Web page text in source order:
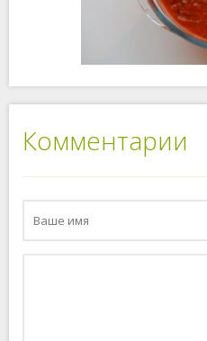
Комментарии